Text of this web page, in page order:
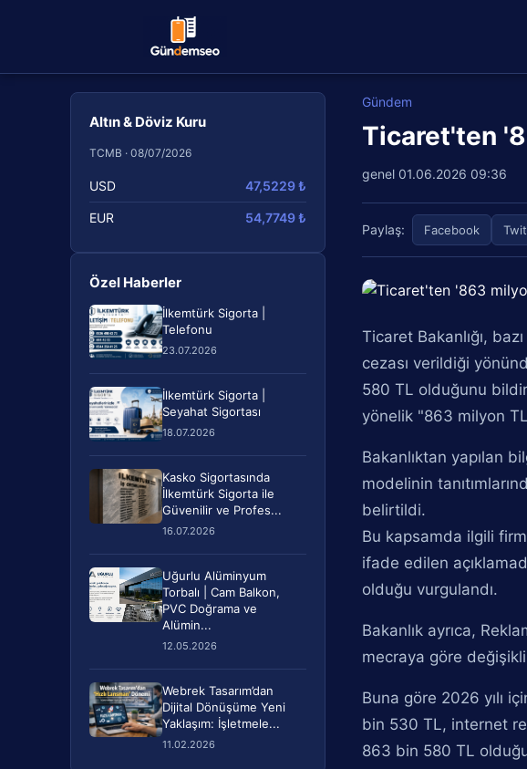
Altın & Döviz Kuru
TCMB · 08/07/2026
USD 47,5229 ₺
EUR 54,7749 ₺
Özel Haberler
İlkemtürk Sigorta |
Telefonu
23.07.2026
İlkemtürk Sigorta |
Seyahat Sigortası
18.07.2026
Kasko Sigortasında
İlkemtürk Sigorta ile
Güvenilir ve Profes...
16.07.2026
Uğurlu Alüminyum
Torbalı | Cam Balkon,
PVC Doğrama ve
Alümin...
12.05.2026
Webrek Tasarım’dan
Dijital Dönüşüme Yeni
Yaklaşım: İşletmele...
11.02.2026
Gündem
Ticaret'ten
genel 01.06.2026 09:36
Paylaş: Facebook
Ticaret Bakanlığı,
cezası verildiği
580 TL olduğunu
yönelik "863 milyon
Bakanlıktan yapılan
modelinin
belirtildi.
Bu kapsamda ilgili
ifade edilen
olduğu vurgulandı.
Bakanlık ayrıca,
mecraya göre
Buna göre 2026 yılı
bin 530 TL, internet
863 bin 580 TL